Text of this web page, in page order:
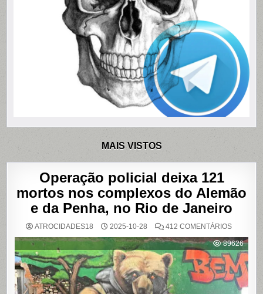
MAIS VISTOS
Operação policial deixa 121
mortos nos complexos do Alemão
e da Penha, no Rio de Janeiro
ATROCIDADES18 2025-10-28 412 COMENTÁRIOSEM
POLICIAL
DEIXA
121
MORTOS
NOS
DO
ALEMÃO
89626